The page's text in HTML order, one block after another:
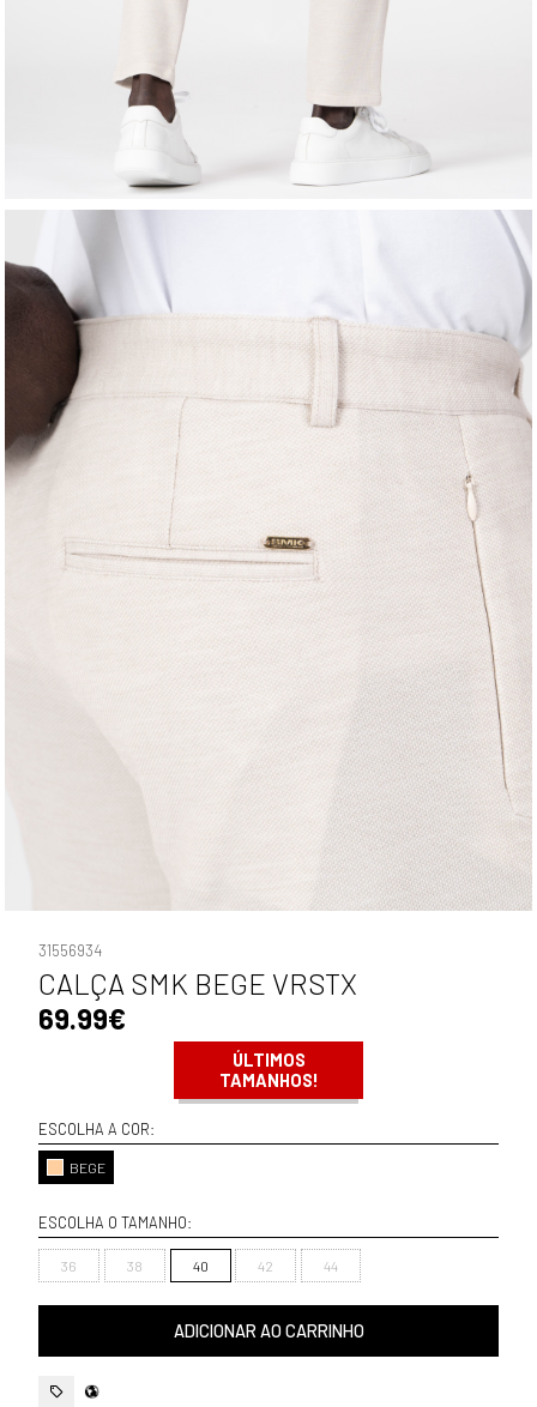
31556934
CALÇA SMK BEGE VRSTX
69.99€
ÚLTIMOS
TAMANHOS!
ESCOLHA A COR:
BEGE
ESCOLHA O TAMANHO:
36 38 40 42 44
ADICIONAR AO CARRINHO